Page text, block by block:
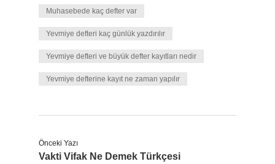
Muhasebede kaç defter var
Yevmiye defteri kaç günlük yazdırılır
Yevmiye defteri ve büyük defter kayıtları nedir
Yevmiye defterine kayıt ne zaman yapılır
Önceki Yazı
Vakti Vifak Ne Demek Türkçesi